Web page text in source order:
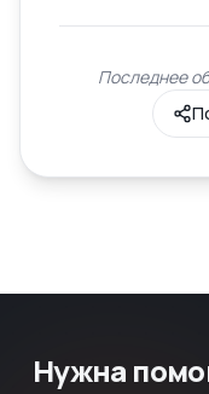
Последнее
Нужна